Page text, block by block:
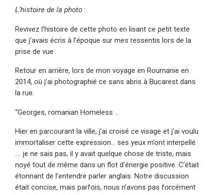
L’histoire de la photo :
Revivez l’histoire de cette photo en lisant ce petit texte
que j’avais écris à l’époque sur mes ressentis lors de la
prise de vue.
Retour en arrière, lors de mon voyage en Roumanie en
2014, où j’ai photographié ce sans abris à Bucarest dans
la rue.
“Georges, romanian Homeless …
Hier en parcourant la ville, j’ai croisé ce visage et j’ai voulu
immortaliser cette expression… ses yeux m’ont interpellé
…. je ne sais pas, il y avait quelque chose de triste, mais
noyé tout de même dans un flot d’énergie positive. C’était
étonnant de l’entendre parler anglais. Notre discussion
était concise, mais parfois, nous n’avons pas forcément